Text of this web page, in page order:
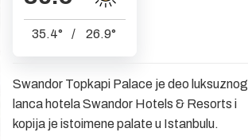
35.4° / 26.9°
Swandor Topkapi Palace je deo luksuznog
lanca hotela Swandor Hotels & Resorts i
kopija je istoimene palate u Istanbulu.